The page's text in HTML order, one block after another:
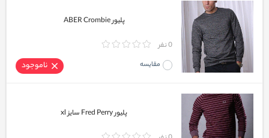
پلیور ABER Crombie
0 نفر
مقایسه ناموجود
پلیور Fred Perry سایز xl